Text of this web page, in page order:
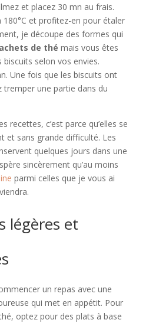
et placez 30 mn au frais.
180°C et profitez-en pour étaler
je découpe des formes qui
de thé mais vous êtes
selon vos envies.
Une fois que les biscuits ont
une partie dans du
recettes, c’est parce qu’elles se
et sans grande difficulté. Les
quelques jours dans une
sincèrement qu’au moins
parmi celles que je vous ai
légères et
un repas avec une
qui met en appétit. Pour
optez pour des plats à base